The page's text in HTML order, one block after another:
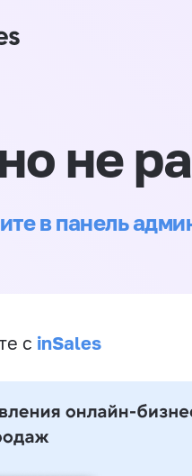
не
в панель
с inSales